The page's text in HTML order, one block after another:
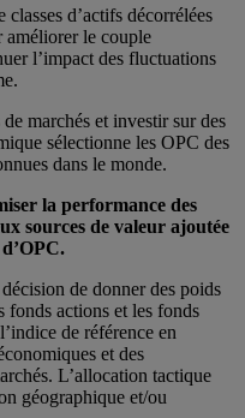
d’actifs décorrélées
améliorer le couple
l’impact des fluctuations
marchés et investir sur des
sélectionne les OPC des
dans le monde.
la performance des
sources de valeur ajoutée
décision de donner des poids
fonds actions et les fonds
de référence en
et des
L’allocation tactique
géographique et/ou